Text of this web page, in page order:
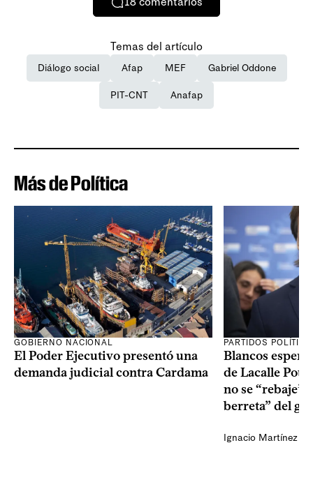
Temas del artículo
Diálogo social Afap MEF Gabriel Oddone
PIT-CNT Anafap
Más de Política
GOBIERNO NACIONAL
El Poder Ejecutivo presentó una
demanda judicial contra Cardama
PARTIDOS
Blancos
de Lacalle Pou
no se “rebaje”
berreta” del
Ignacio Martínez